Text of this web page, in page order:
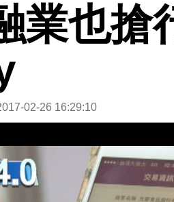
業也搶
02-26 16:29:10